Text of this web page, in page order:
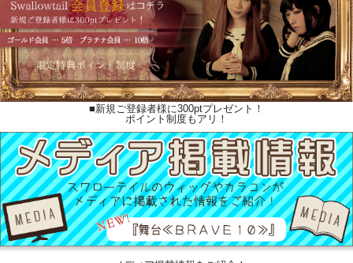
■新規ご登録者様に300ptプレゼント！
ポイント制度もアリ！